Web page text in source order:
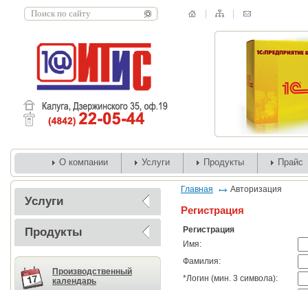
О компании Услуги Продукты Прайс
Услуги
Продукты
Производственный
календарь
Главная Авторизация
Регистрация
Регистрация
Имя:
Фамилия:
*Логин (мин. 3 символа):